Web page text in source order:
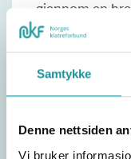
Samtykke
Denne nettsiden
Vi bruker
gjennom en
Sikreren
på en trygg
Autobelay:
fester deg inn i
trommel øverst